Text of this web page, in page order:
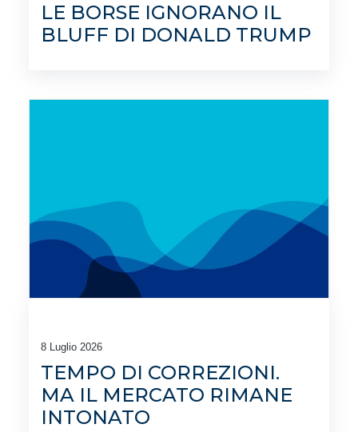
LE BORSE IGNORANO IL
BLUFF DI DONALD TRUMP
8 Luglio 2026
TEMPO DI CORREZIONI.
MA IL MERCATO RIMANE
INTONATO